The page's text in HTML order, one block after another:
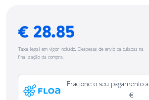
€ 28.85
Taxa legal em vigor incluído. Despesas de envio calculadas na
finalização da compra.
Fracione o seu pagamento
€